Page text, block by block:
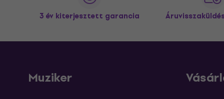
3 év kiterjesztett garancia
Muziker